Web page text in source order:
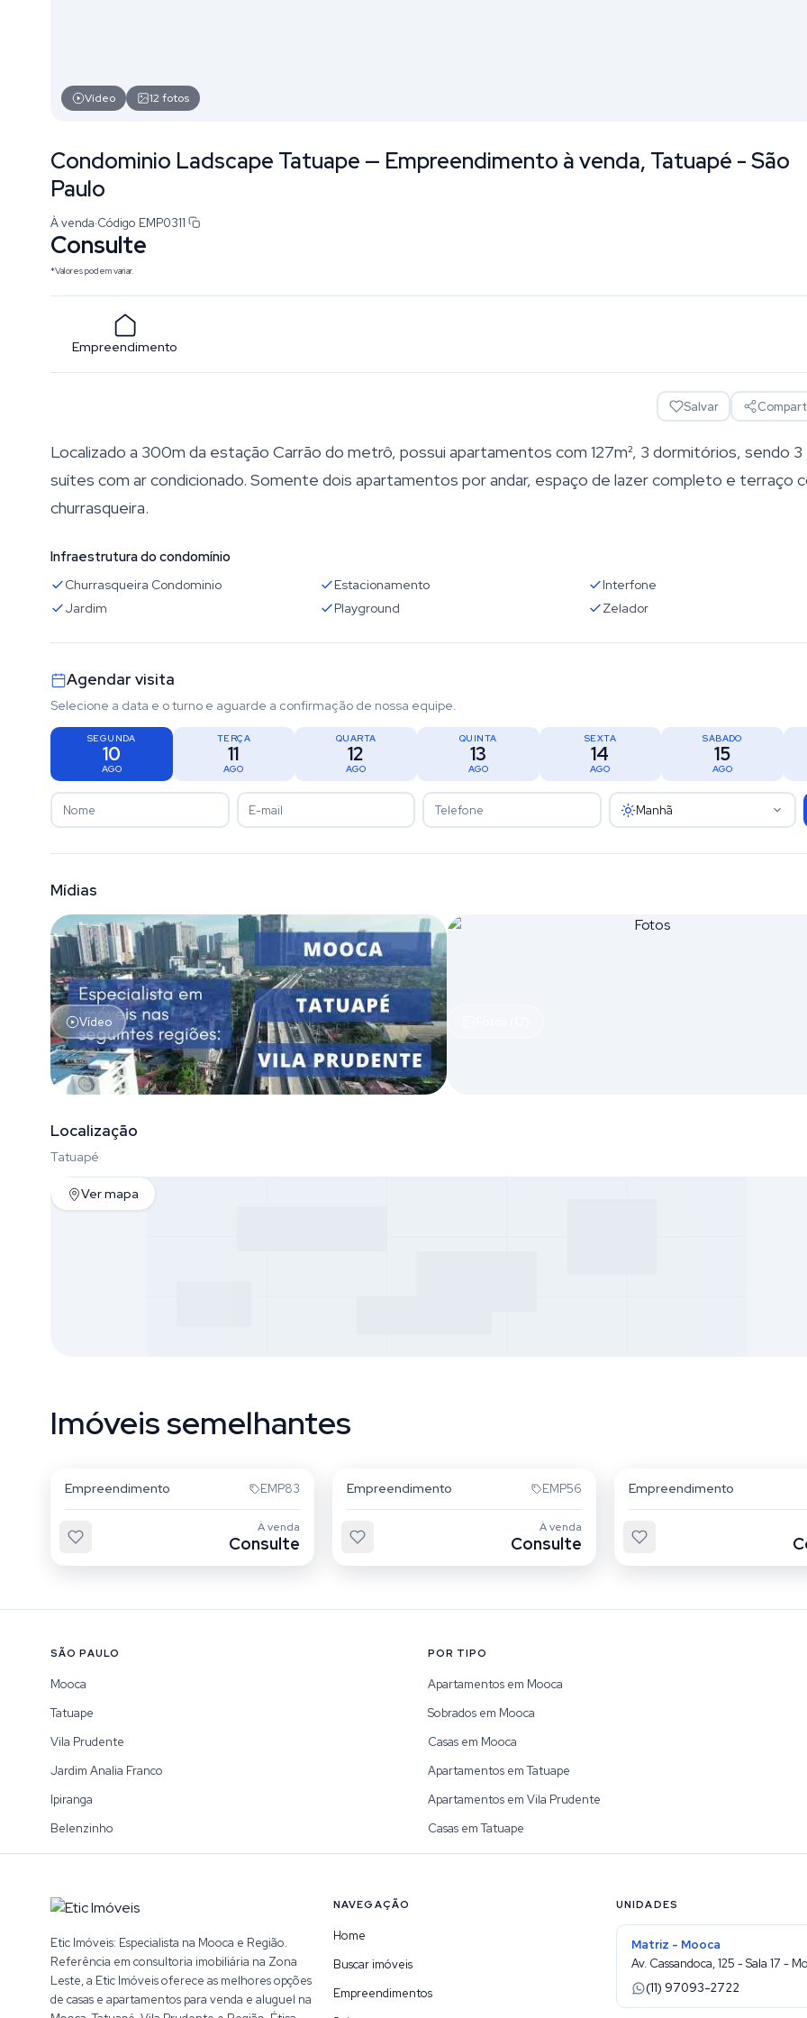
Vídeo 12 fotos
Condominio Ladscape Tatuape — Empreendimento à venda, Tatuapé - São
Paulo
À venda·Código EMP0311
Consulte
*Valores podem variar.
Empreendimento
Salvar
Localizado a 300m da estação Carrão do metrô, possui apartamentos com 127m², 3 dormitórios, sendo 3
suítes com ar condicionado. Somente dois apartamentos por andar, espaço de lazer completo e terraço
churrasqueira.
Infraestrutura do condomínio
Churrasqueira Condominio Estacionamento
Interfone
Jardim
Playground Zelador
Agendar visita
Selecione a data e o turno e aguarde a confirmação de nossa equipe.
SEGUNDA
10
AGO
TERÇA
11
AGO
QUARTA
12
AGO
QUINTA
13
AGO
SEXTA
14
AGO
SÁBADO
15
AGO
Manhã
Mídias
Vídeo
Localização
Tatuapé
Ver mapa
Imóveis semelhantes
Empreendimento EMP83
À venda
Consulte
Empreendimento EMP56
À venda
Consulte
Empreendimento
SÃO PAULO
Mooca
Tatuape
Vila Prudente
Jardim Analia Franco
Ipiranga
Belenzinho
POR TIPO
Apartamentos em Mooca
Sobrados em Mooca
Casas em Mooca
Apartamentos em Tatuape
Apartamentos em Vila Prudente
Casas em Tatuape
Etic Imóveis: Especialista na Mooca e Região.
Referência em consultoria imobiliária na Zona
Leste, a Etic Imóveis oferece as melhores opções
de casas e apartamentos para venda e aluguel na
NAVEGAÇÃO
Home
Buscar imóveis
Empreendimentos
UNIDADES
Matriz - Mooca
Av. Cassandoca, 125 - Sala 17 -
(11) 97093-2722